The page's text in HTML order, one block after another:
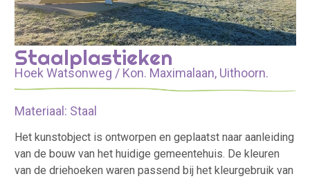
Staalplastieken
Hoek Watsonweg / Kon. Maximalaan, Uithoorn.
Materiaal: Staal
Het kunstobject is ontworpen en geplaatst naar aanleiding
van de bouw van het huidige gemeentehuis. De kleuren
van de driehoeken waren passend bij het kleurgebruik van